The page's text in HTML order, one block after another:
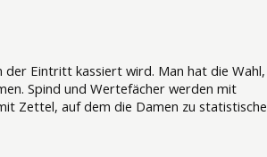
Eintritt kassiert wird. Man hat die Wahl,
Spind und Wertefächer werden mit
Zettel, auf dem die Damen zu